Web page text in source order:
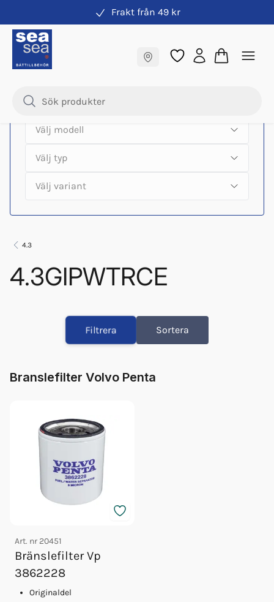
Frakt från 49 kr
Samma pris online & i butik
Hitta rätt produkter till din båtmotor
4.3
4.3GIPWTRCE
Glykol Volvo 1l Orange Konc
Glykol Volvo 5l Orange Konc
Olja Volvo 5w/40 1l 23211287
Filtrera Sortera
Branslefilter Volvo Penta
Art. nr 20451
Bränslefilter Vp
3862228
Originaldel